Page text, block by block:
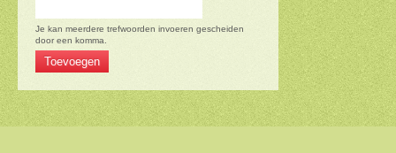
Je kan meerdere trefwoorden invoeren gescheiden
door een komma.